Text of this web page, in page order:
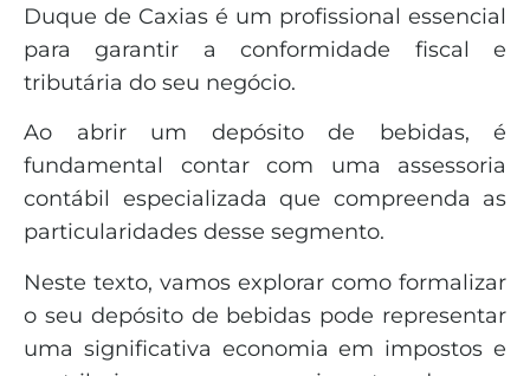
Duque de Caxias é um profissional essencial
para garantir a conformidade fiscal e
tributária do seu negócio.
Ao abrir um depósito de bebidas, é
fundamental contar com uma assessoria
contábil especializada que compreenda as
particularidades desse segmento.
Neste texto, vamos explorar como formalizar
o seu depósito de bebidas pode representar
uma significativa economia em impostos e